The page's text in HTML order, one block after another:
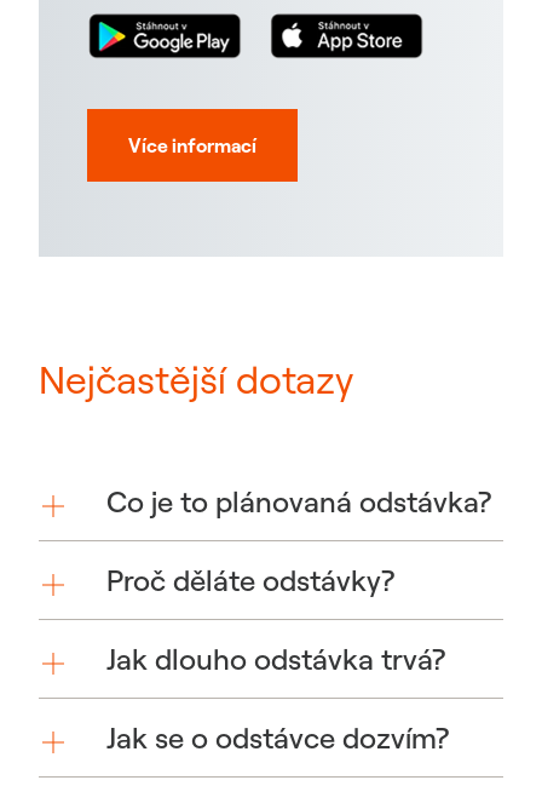
Více informací
Nejčastější dotazy
Co je to plánovaná odstávka?
Proč děláte odstávky?
Jak dlouho odstávka trvá?
Jak se o odstávce dozvím?